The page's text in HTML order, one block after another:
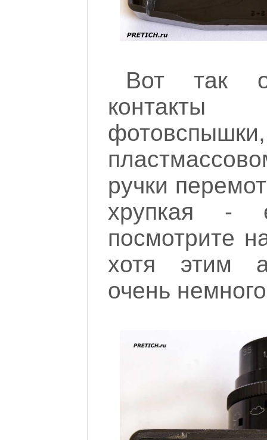
Вот так
ручки
хрупкая -
посмотрите
хотя этим
очень